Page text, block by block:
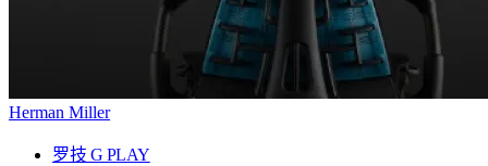
Herman Miller
罗技 G PLAY